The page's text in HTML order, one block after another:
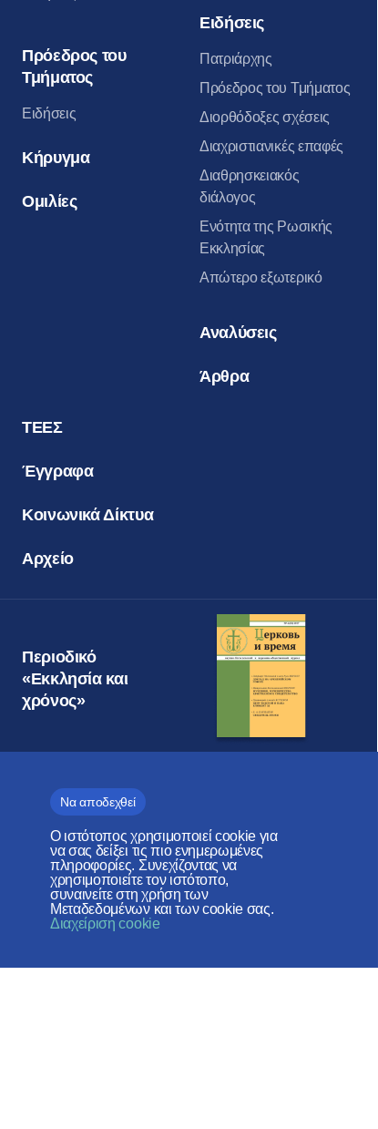
Να αποδεχθεί
Ο ιστότοπος χρησιμοποιεί cookie για
να σας δείξει τις πιο ενημερωμένες
πληροφορίες. Συνεχίζοντας να
χρησιμοποιείτε τον ιστότοπο,
συναινείτε στη χρήση των
Μεταδεδομένων και των cookie σας.
Διαχείριση cookie
Πρόεδρος του
Τμήματος
Ειδήσεις
Κήρυγμα
Ομιλίες
Ειδήσεις
Πατριάρχης
Πρόεδρος του Τμήματος
Διορθόδοξες σχέσεις
Διαχριστιανικές επαφές
Διαθρησκειακός
διάλογος
Ενότητα της Ρωσικής
Εκκλησίας
Απώτερο εξωτερικό
Αναλύσεις
Άρθρα
ΤΕΕΣ
Έγγραφα
Κοινωνικά Δίκτυα
Αρχείο
Περιοδικό
«Εκκλησία και
χρόνος»
Τμήμα Εξωτερικων
Εκκλησιαστικων Σχέσεων
ΠΑΤΡΙΑΡΧΕΊΟ ΜΌΣΧΑΣ
Веб-сайт создан при содействии